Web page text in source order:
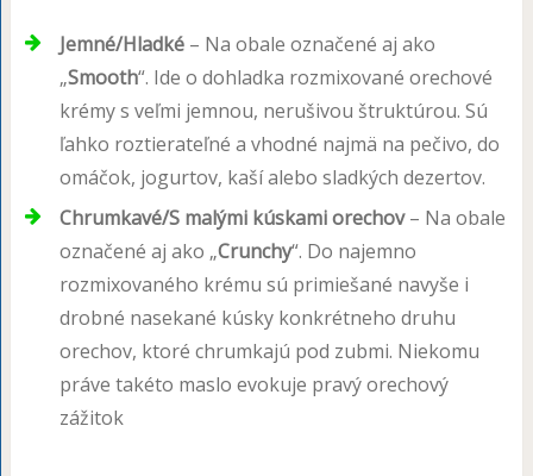
Jemné/Hladké– Na obale označené aj ako
„Smooth“. Ide o dohladka rozmixované orechové
krémy s veľmi jemnou, nerušivou štruktúrou. Sú
ľahko roztierateľné a vhodné najmä na pečivo, do
omáčok, jogurtov, kaší alebo sladkých dezertov.
Chrumkavé/S malými kúskami orechov– Na obale
označené aj ako „Crunchy“. Do najemno
rozmixovaného krému sú primiešané navyše i
drobné nasekané kúsky konkrétneho druhu
orechov, ktoré chrumkajú pod zubmi. Niekomu
práve takéto maslo evokuje pravý orechový
zážitok